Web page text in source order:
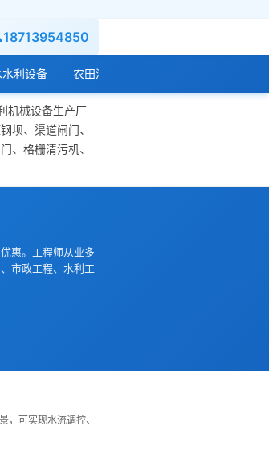
18713954850
利设备 农田灌溉水利设备
机械设备生产厂
坝、渠道闸门、
、格栅清污机、
惠。工程师从业多
市政工程、水利工
可实现水流调控、